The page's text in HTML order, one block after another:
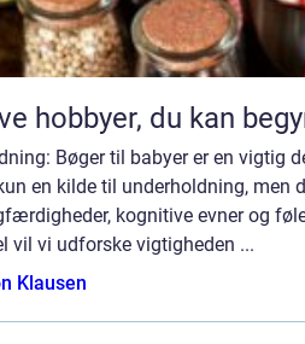
hobbyer, du kan
Bøger til babyer er en vigtig
en kilde til underholdning, men
kognitive evner og
vil vi udforske vigtigheden ...
Klausen